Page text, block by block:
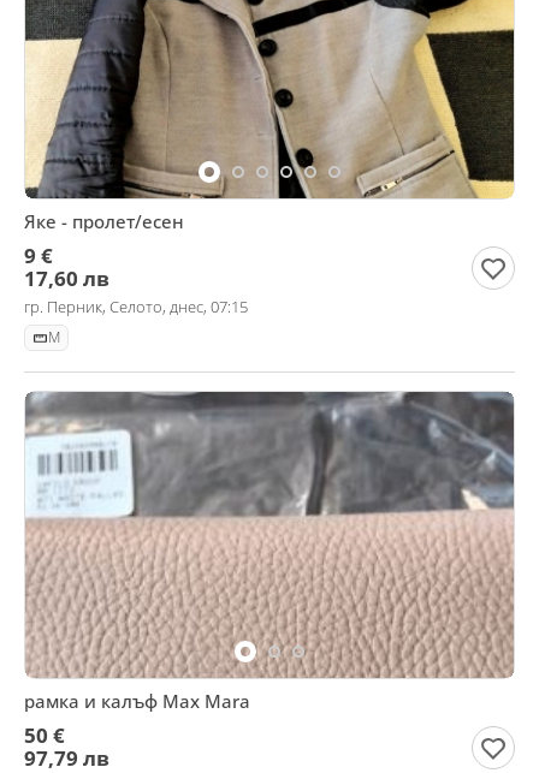
Яке - пролет/есен
9 €
17,60 лв
гр. Перник, Селото, днес, 07:15
M
рамка и калъф Max Mara
50 €
97,79 лв